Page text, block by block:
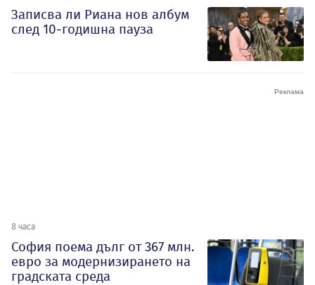
Записва ли Риана нов албум
след 10-годишна пауза
8 часа
София поема дълг от 367 млн.
евро за модернизирането на
градската среда